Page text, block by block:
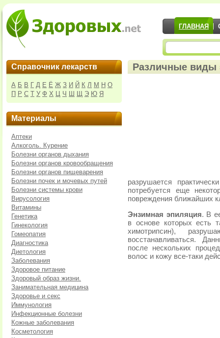
ГЛАВНАЯ
Справочник лекарств
А Б В Г Д Е Ё Ж З И Й К Л М Н О
П Р С Т У Ф Х Ц Ч Ш Щ Э Ю Я
Материалы
Аптеки
Алкоголь. Курение
Болезни органов дыхания
Болезни органов кровообращения
Болезни органов пищеварения
Болезни почек и мочевых путей
Болезни системы крови
Вирусология
Витамины
Генетика
Гинекология
Гомеопатия
Диагностика
Диетология
Заболевания
Здоровое питание
Здоровый образ жизни.
Занимательная медицина
Здоровье и секс
Иммунология
Инфекционные болезни
Кожные заболевания
Косметология
Различные виды
разрушается
потребуется еще
повреждения ближайших
Энзимная эпиляция. В
в основе которых есть
химотрипсин),
восстанавливаться.
после нескольких
волос и кожу все-таки